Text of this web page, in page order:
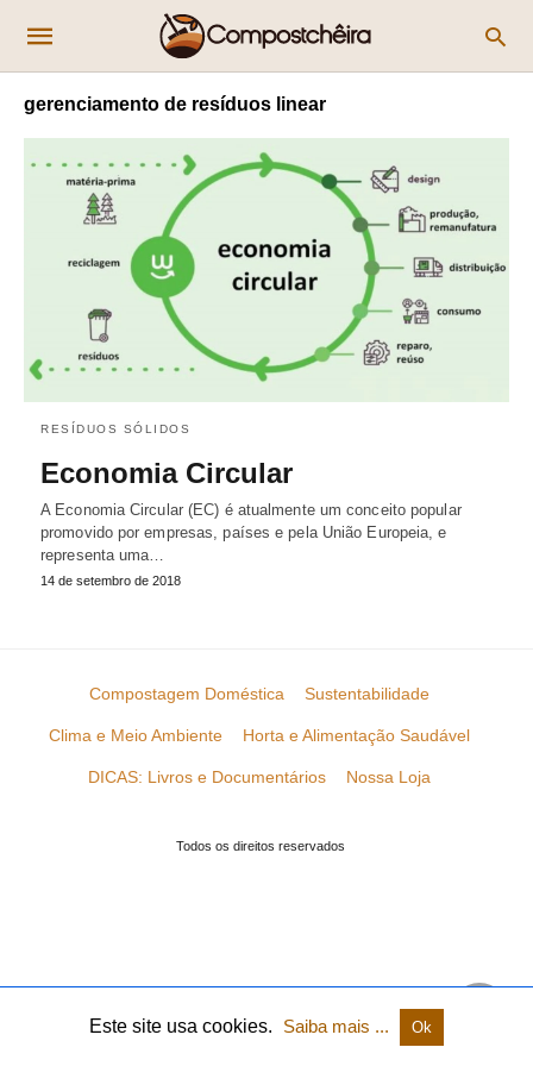
gerenciamento de resíduos linear
RESÍDUOS SÓLIDOS
Economia Circular
A Economia Circular (EC) é atualmente um conceito popular
promovido por empresas, países e pela União Europeia, e
representa uma…
14 de setembro de 2018
Compostagem Doméstica Sustentabilidade
Clima e Meio Ambiente Horta e Alimentação Saudável
DICAS: Livros e Documentários Nossa Loja
Todos os direitos reservados
Este site usa cookies. Saiba mais ... Ok